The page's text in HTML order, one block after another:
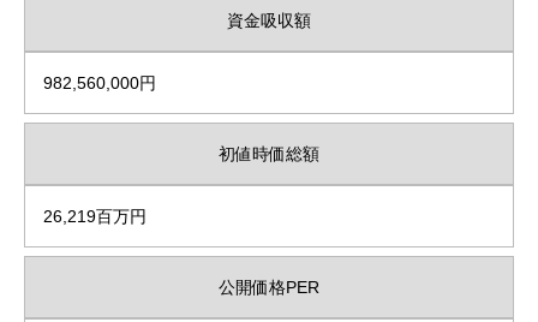
資金吸収額
982,560,000円
初値時価総額
26,219百万円
公開価格PER